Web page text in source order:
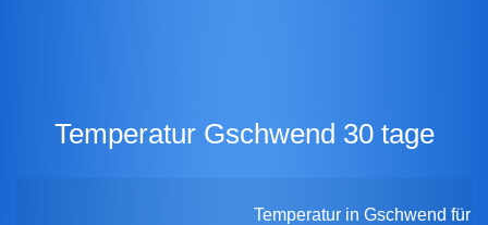
Temperatur Gschwend 30 tage
Temperatur in Gschwend für